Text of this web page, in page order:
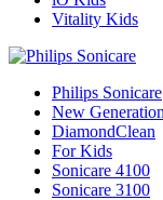
Vitality Kids
Philips Sonicare
New Generation
DiamondClean
For Kids
Sonicare 4100
Sonicare 3100